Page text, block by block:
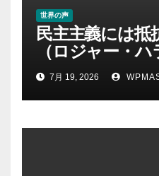
世界の声
民主主義には抵
（ロジャー・ハ
｜クリス・ヘッ
7月 19, 2026